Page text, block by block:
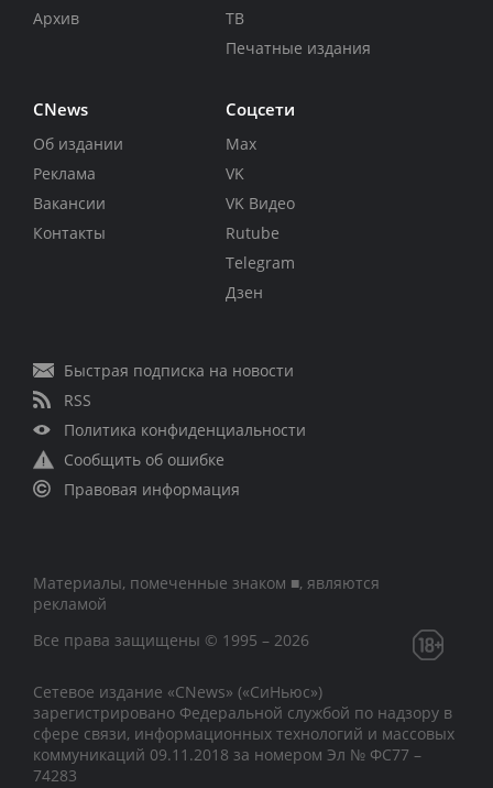
Архив
ТВ
Печатные издания
CNews
Об издании
Реклама
Вакансии
Контакты
Соцсети
Max
VK
VK Видео
Rutube
Telegram
Дзен
Быстрая подписка на новости
RSS
Политика конфиденциальности
Сообщить об ошибке
Правовая информация
Материалы, помеченные знаком ■, являются
рекламой
Все права защищены © 1995 – 2026
Сетевое издание «CNews» («СиНьюс»)
зарегистрировано Федеральной службой по надзору в
сфере связи, информационных технологий и массовых
коммуникаций 09.11.2018 за номером Эл № ФС77 –
74283